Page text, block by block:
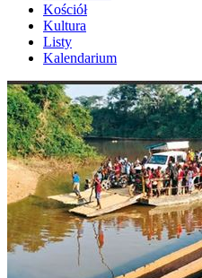
Kościół
Kultura
Listy
Kalendarium